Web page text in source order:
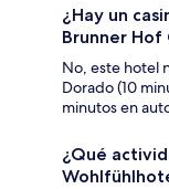
¿Hay un
Brunner Hof
No, este hotel
Dorado (10
minutos en
¿Qué